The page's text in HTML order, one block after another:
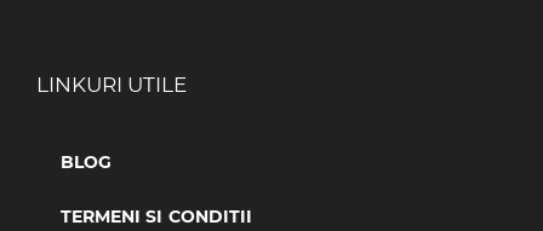
LINKURI UTILE
BLOG
TERMENI SI CONDITII